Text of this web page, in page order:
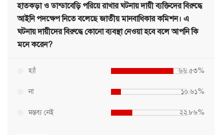
হাতকড়া ও ডান্ডাবেড়ি পরিয়ে রাখার ঘটনায় দায়ী ব্যক্তিদের বিরুদ্ধে
আইনি পদক্ষেপ নিতে বলেছে জাতীয় মানবাধিকার কমিশন। এ
ঘটনায় দায়ীদের বিরুদ্ধে কোনো ব্যবস্থা নেওয়া হবে বলে আপনি কি
মনে করেন?
হ্যাঁ ৬৬.৫৩%
না ১০.৬১%
মন্তব্য নেই ২২.৮৬%